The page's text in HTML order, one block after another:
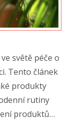
světě péče o
Tento článek
produkty
rutiny
produktů